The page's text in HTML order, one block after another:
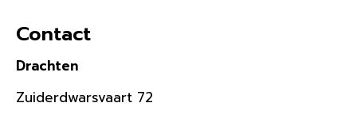
Contact
Drachten
Zuiderdwarsvaart 72